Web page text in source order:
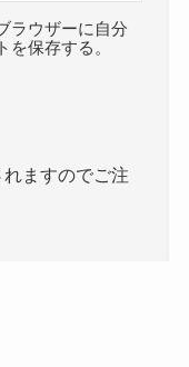
ラウザーに自分
保存する。
ますのでご注